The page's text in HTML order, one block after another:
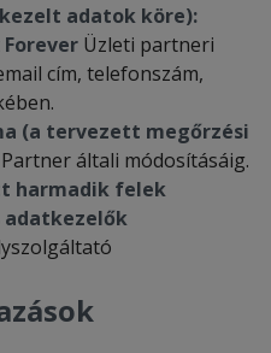
adatok köre):
Forever Üzleti partneri
cím, telefonszám,
(a tervezett megőrzési
általi módosításáig.
harmadik felek